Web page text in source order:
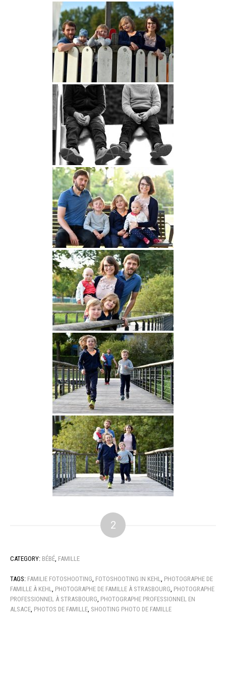
2
CATEGORY: BÉBÉ FAMILLE
TAGS: FAMILIE FOTOSHOOTING FOTOSHOOTING IN KEHL
PHOTOGRAPHE DE
FAMILLE À KEHL
PHOTOGRAPHE DE FAMILLE À STRASBOURG PHOTOGRAPHE
PROFESSIONNEL À STRASBOURG PHOTOGRAPHE PROFESSIONNEL EN
ALSACE PHOTOS DE FAMILLE SHOOTING PHOTO DE FAMILLE